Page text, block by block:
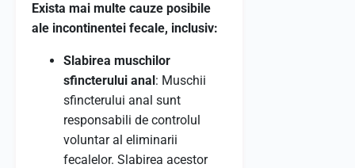
Exista mai multe cauze posibile
ale incontinentei fecale, inclusiv:
Slabirea muschilor
sfincterului anal: Muschii
sfincterului anal sunt
responsabili de controlul
voluntar al eliminarii
fecalelor. Slabirea acestor